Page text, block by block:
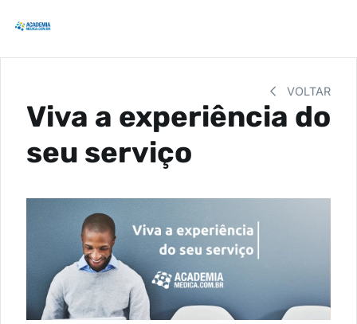
VOLTAR
Viva a experiência do
seu serviço